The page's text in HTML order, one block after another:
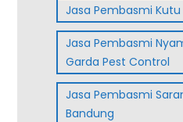
Jasa Pembasmi
Jasa Pembasmi
Garda Pest Control
Jasa Pembasmi
Bandung